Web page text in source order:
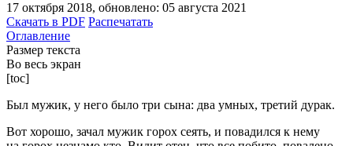
17 октября 2018, обновлено: 05 августа 2021
Скачать в PDF Распечатать
Оглавление
Размер текста
Во весь экран
[toc]
Был мужик, у него было три сына: два умных, третий дурак.
Вот хорошо, зачал мужик горох сеять, и повадился к нему